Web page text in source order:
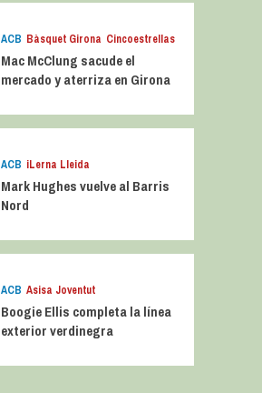
ACB Bàsquet Girona Cincoestrellas
Mac McClung sacude el
mercado y aterriza en Girona
ACB iLerna Lleida
Mark Hughes vuelve al Barris
Nord
ACB Asisa Joventut
Boogie Ellis completa la línea
exterior verdinegra